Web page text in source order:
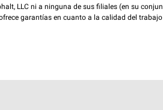
LLC ni a ninguna de sus filiales (en su
garantías en cuanto a la calidad del